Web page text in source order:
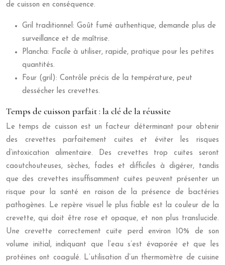
de cuisson en conséquence.
Gril traditionnel: Goût fumé authentique, demande plus de
surveillance et de maîtrise.
Plancha: Facile à utiliser, rapide, pratique pour les petites
quantités.
Four (gril): Contrôle précis de la température, peut
dessécher les crevettes.
Temps de cuisson parfait : la clé de la réussite
Le temps de cuisson est un facteur déterminant pour obtenir
des crevettes parfaitement cuites et éviter les risques
d’intoxication alimentaire. Des crevettes trop cuites seront
caoutchouteuses, sèches, fades et difficiles à digérer, tandis
que des crevettes insuffisamment cuites peuvent présenter un
risque pour la santé en raison de la présence de bactéries
pathogènes. Le repère visuel le plus fiable est la couleur de la
crevette, qui doit être rose et opaque, et non plus translucide.
Une crevette correctement cuite perd environ 10% de son
volume initial, indiquant que l’eau s’est évaporée et que les
protéines ont coagulé. L’utilisation d’un thermomètre de cuisine